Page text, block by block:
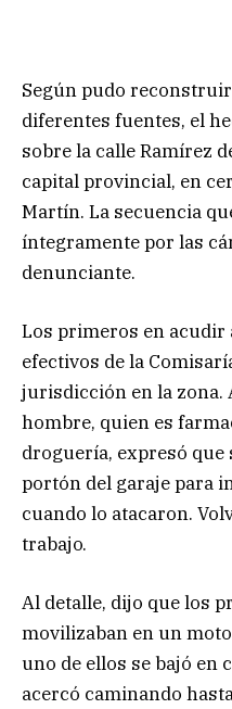
Según pudo
diferentes fuentes, el
sobre la calle Ramírez
capital provincial, en
Martín. La secuencia
íntegramente por las
denunciante.
Los primeros en acudir
efectivos de la
jurisdicción en la zona.
hombre, quien es
droguería, expresó
portón del garaje para
cuando lo atacaron.
trabajo.
Al detalle, dijo que los
movilizaban en un
uno de ellos se bajó en
acercó caminando